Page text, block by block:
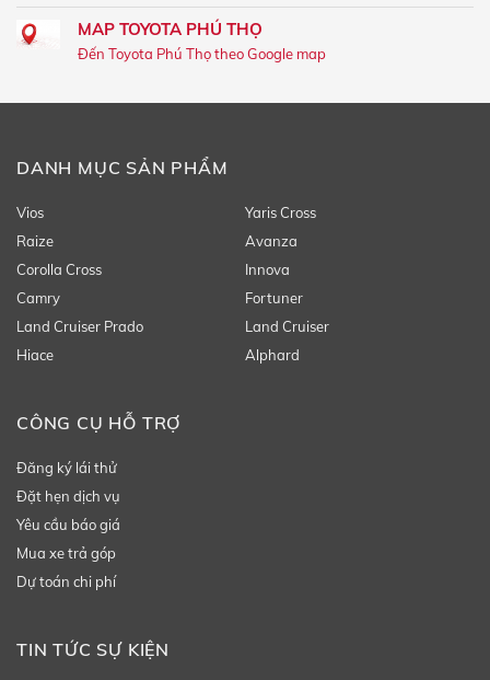
MAP TOYOTA PHÚ THỌ
Đến Toyota Phú Thọ theo Google map
DANH MỤC SẢN PHẨM
Vios
Yaris Cross
Raize
Avanza
Corolla Cross
Innova
Camry
Fortuner
Land Cruiser Prado
Land Cruiser
Hiace
Alphard
CÔNG CỤ HỖ TRỢ
Đăng ký lái thử
Đặt hẹn dịch vụ
Yêu cầu báo giá
Mua xe trả góp
Dự toán chi phí
TIN TỨC SỰ KIỆN